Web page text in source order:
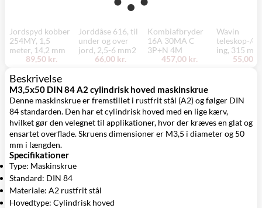
Jordspyd kobber
254MY, 1,5
meter, 14,2 mm
89,50 kr.
Jorddåse 616, til
under og over
jord, 2,5-6 mm2
66,00 kr.
Kombiafbryder
16A 30MA C
3P+N 4M
457,00 kr.
Wavin
teleskop-/
ing, 315 mm
55,00
Beskrivelse
M3,5x50 DIN 84 A2 cylindrisk hoved maskinskrue
Denne maskinskrue er fremstillet i rustfrit stål (A2) og følger DIN
84 standarden. Den har et cylindrisk hoved med en lige kærv,
hvilket gør den velegnet til applikationer, hvor der kræves en glat og
ensartet overflade. Skruens dimensioner er M3,5 i diameter og 50
mm i længden.
Specifikationer
Type: Maskinskrue
Standard: DIN 84
Materiale: A2 rustfrit stål
Hovedtype: Cylindrisk hoved